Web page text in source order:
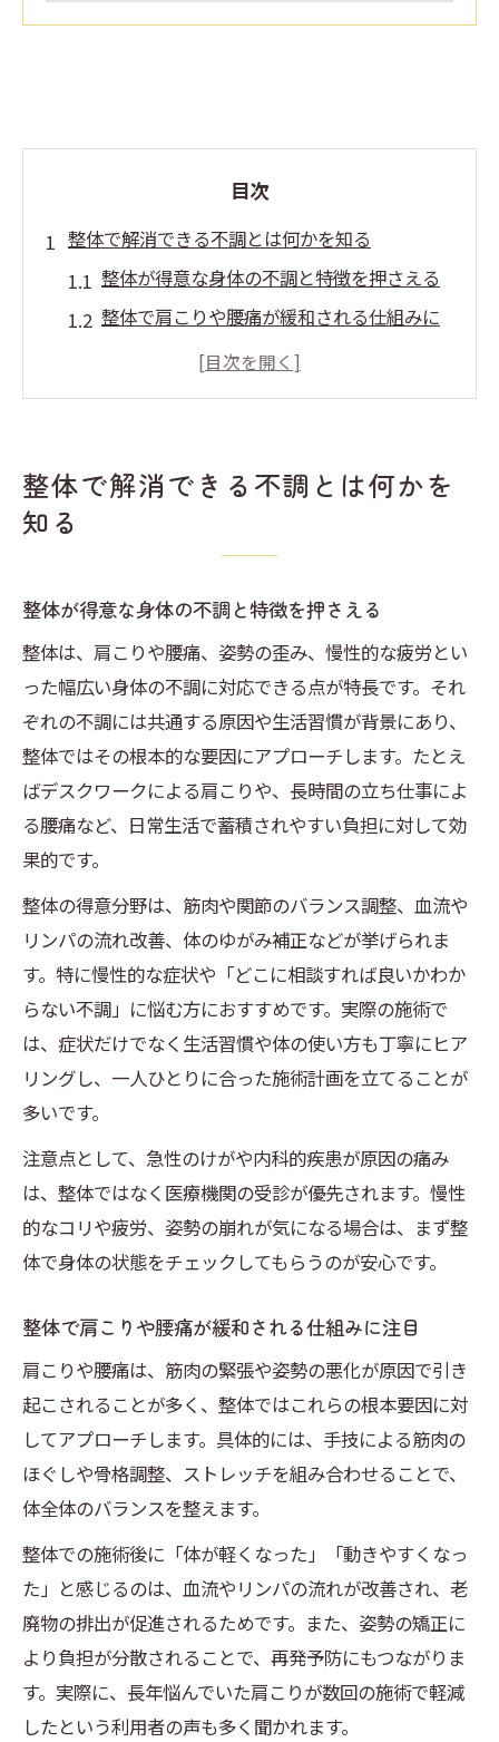
目次
整体で解消できる不調とは何かを知る
整体が得意な身体の不調と特徴を押さえる
整体で肩こりや腰痛が緩和される仕組みに
整体で多い相談内容と得意分野の違い
自分に合う整体選びの基準を深掘り
自分に合う整体院の探し方とポイント
整体師の得意とする分野を確認する重要性
整体の口コミやレビュー活用術を紹介
慢性的な肩こりに整体が有効な理由
整体が肩こり改善で得意とするアプローチ
解説
整体の手技と肩こり緩和の関係性を探る
整体による血行促進効果で肩こり対策
口コミで評判の整体と肩こり解消体験談
整体が得意とする分野の特徴を解説
整体が得意な分野を知ることの重要性
整体院ごとの専門性と得意分野の違い
整体で改善できる身体の悩み一覧
整体の得意分野を見極めるチェックポイン
ト
女性にも安心な整体の受け方を紹介
整体が女性に人気な理由と安心ポイント
女性でも通いやすい整体の特徴と選び方
整体の施術時に気を付けたい服装と準備
整体で安心して受けられる配慮ポイント
女性におすすめの整体活用法を解説
整体に行く人が感じる効果の秘密
整体で期待できる効果を体験談で紹介
整体に通う人が実感する変化の特徴
整体がもたらすリラクゼーション効果解説
整体の継続利用で得られるメリットまとめ
口コミで人気の整体効果を分析する
整体で解消できる不調とは何かを
知る
整体が得意な身体の不調と特徴を押さえる
整体は、肩こりや腰痛、姿勢の歪み、慢性的な疲労とい
った幅広い身体の不調に対応できる点が特長です。それ
ぞれの不調には共通する原因や生活習慣が背景にあり、
整体ではその根本的な要因にアプローチします。たとえ
ばデスクワークによる肩こりや、長時間の立ち仕事によ
る腰痛など、日常生活で蓄積されやすい負担に対して効
果的です。
整体の得意分野は、筋肉や関節のバランス調整、血流や
リンパの流れ改善、体のゆがみ補正などが挙げられま
す。特に慢性的な症状や「どこに相談すれば良いかわか
らない不調」に悩む方におすすめです。実際の施術で
は、症状だけでなく生活習慣や体の使い方も丁寧にヒア
リングし、一人ひとりに合った施術計画を立てることが
多いです。
注意点として、急性のけがや内科的疾患が原因の痛み
は、整体ではなく医療機関の受診が優先されます。慢性
的なコリや疲労、姿勢の崩れが気になる場合は、まず整
体で身体の状態をチェックしてもらうのが安心です。
整体で肩こりや腰痛が緩和される仕組みに注目
肩こりや腰痛は、筋肉の緊張や姿勢の悪化が原因で引き
起こされることが多く、整体ではこれらの根本要因に対
してアプローチします。具体的には、手技による筋肉の
ほぐしや骨格調整、ストレッチを組み合わせることで、
体全体のバランスを整えます。
整体での施術後に「体が軽くなった」「動きやすくなっ
た」と感じるのは、血流やリンパの流れが改善され、老
廃物の排出が促進されるためです。また、姿勢の矯正に
より負担が分散されることで、再発予防にもつながりま
す。実際に、長年悩んでいた肩こりが数回の施術で軽減
したという利用者の声も多く聞かれます。